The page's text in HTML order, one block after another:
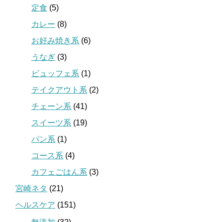
定食 (5)
カレー (8)
お好み焼き系 (6)
うなぎ (3)
ビュッフェ系 (1)
テイクアウト系 (2)
チェーン系 (41)
スイーツ系 (19)
パン系 (1)
コース系 (4)
カフェごはん系 (3)
宮崎ネタ (21)
ヘルスケア (151)